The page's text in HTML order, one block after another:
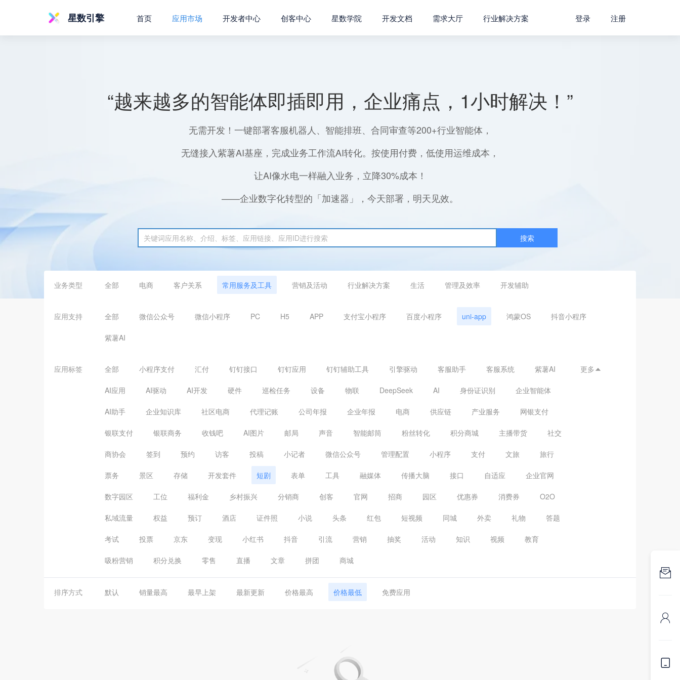
星数引擎 首页 应用市场 开发者中心 创客中心 星数学院 开发文档 需求大厅 行业解决方案 登录 注册
“越来越多的智能体即插即用，企业痛点，1小时解决！”
无需开发！一键部署客服机器人、智能排班、合同审查等200+行业智能体，
无缝接入紫薯AI基座，完成业务工作流AI转化。按使用付费，低使用运维成本，
让AI像水电一样融入业务，立降30%成本！
——企业数字化转型的「加速器」，今天部署，明天见效。
搜索
业务类型 全部 电商 客户关系 常用服务及工具 营销及活动 行业解决方案 生活 管理及效率 开发辅助
应用支持 全部 微信公众号 微信小程序 PC H5 APP 支付宝小程序 百度小程序 uni-app 鸿蒙OS 抖音小程序
紫薯AI
应用标签 全部 小程序支付 汇付 钉钉接口 钉钉应用 钉钉辅助工具 引擎驱动 客服助手 客服系统 紫薯AI
AI应用 AI驱动 AI开发 硬件 巡检任务 设备 物联 DeepSeek AI 身份证识别 企业智能体
AI助手 企业知识库 社区电商 代理记账 公司年报 企业年报 电商 供应链 产业服务 网银支付
银联支付 银联商务 收钱吧 AI图片 邮局 声音 智能邮筒 粉丝转化 积分商城 主播带货 社交
商协会 签到 预约 访客 投稿 小记者 微信公众号 管理配置 小程序 支付 文旅 旅行
票务 景区 存储 开发套件 短剧 表单 工具 融媒体 传播大脑 接口 自适应 企业官网
数字园区 工位 福利金 乡村振兴 分销商 创客 官网 招商 园区 优惠券 消费券 O2O
私域流量 权益 预订 酒店 证件照 小说 头条 红包 短视频 同城 外卖 礼物 答题
考试 投票 京东 变现 小红书 抖音 引流 营销 抽奖 活动 知识 视频 教育
吸粉营销 积分兑换 零售 直播 文章 拼团 商城
更多 
排序方式 默认 销量最高 最早上架 最新更新 价格最高 价格最低 免费应用


